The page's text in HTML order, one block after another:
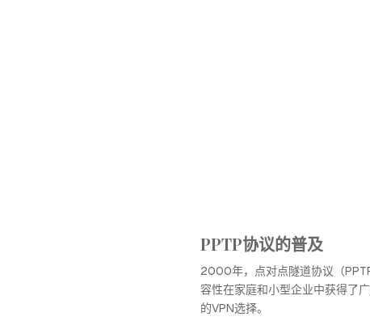
PPTP协议的普及
2000年，点对点隧道协议（
容性在家庭和小型企业中获得了
的VPN选择。